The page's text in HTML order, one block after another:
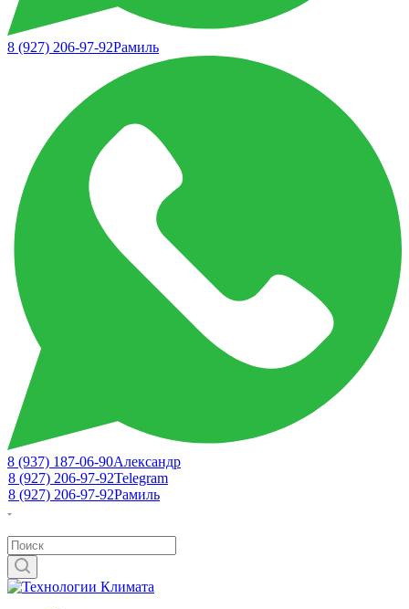
8 (927) 206-97-92Рамиль
8 (937) 187-06-90Александр
8 (927) 206-97-92Telegram
8 (927) 206-97-92Рамиль